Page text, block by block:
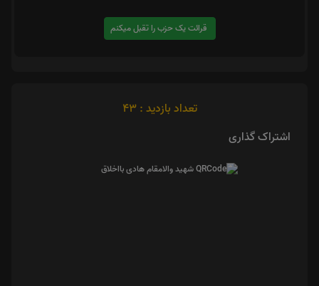
قرائت یک حزب را تقبل میکنم
تعداد بازدید : 43
اشتراک گذاری